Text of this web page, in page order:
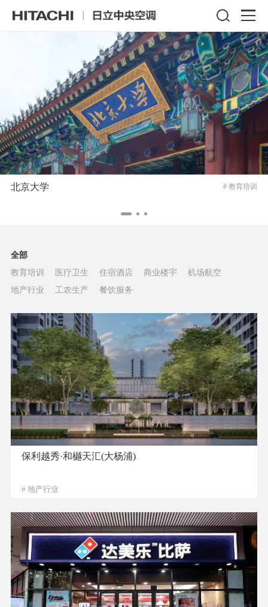
北京大学 # 教育培训
全部
教育培训
医疗卫生 住宿酒店 商业楼宇
机场航空
地产行业
工农生产 餐饮服务
保利越秀·和樾天汇(大杨浦)
# 地产行业